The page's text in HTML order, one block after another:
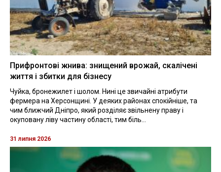
Прифронтові жнива: знищений врожай, скалічені
життя і збитки для бізнесу
Чуйка, бронежилет і шолом. Нині це звичайні атрибути
фермера на Херсонщині. У деяких районах спокійніше, та
чим ближчий Дніпро, який розділяє звільнену праву і
окуповану ліву частину області, тим біль...
31 липня 2026